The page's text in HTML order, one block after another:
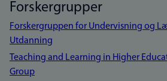
Forskergrupper
Forskergruppen for Undervisning og
Utdanning
Teaching and Learning in Higher
Group